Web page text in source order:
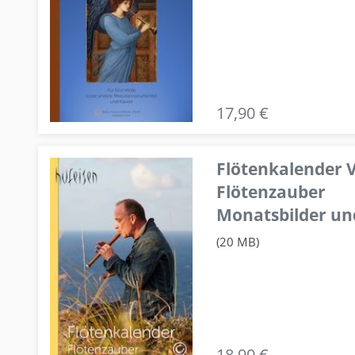
17,90 €
Flötenkalender
Flötenzauber
Monatsbilder
(20 MB)